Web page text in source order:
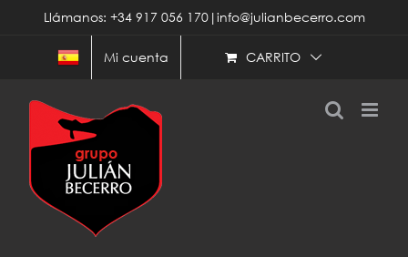
contenido
Llámanos: +34 917 056 170|info@julianbecerro.com
Mi cuenta CARRITO